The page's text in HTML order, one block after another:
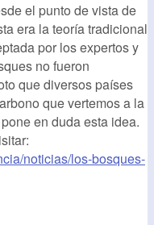
el punto de vista de
era la teoría tradicional
por los expertos y
no fueron
que diversos países
que vertemos a la
en duda esta idea.
noticias/los-bosques-